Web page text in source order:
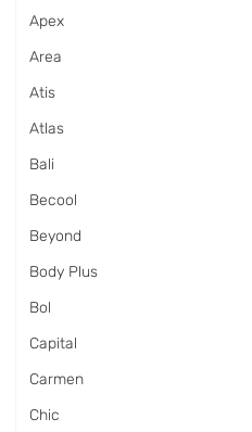
Apex
Area
Atis
Atlas
Bali
Becool
Beyond
Body Plus
Bol
Capital
Carmen
Chic